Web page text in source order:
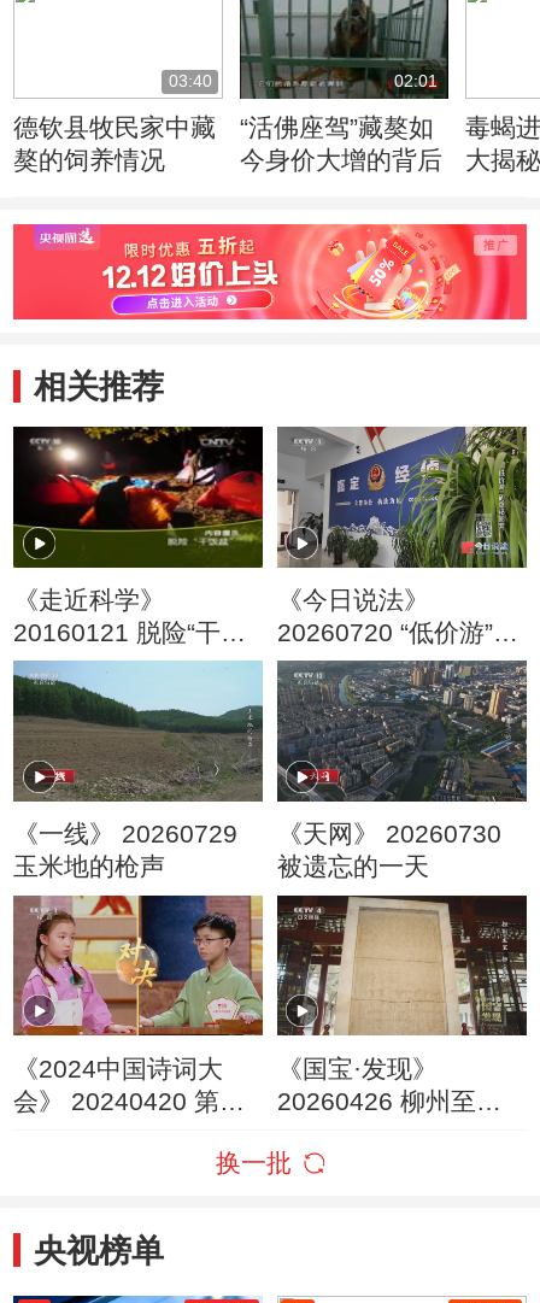
03:40
德钦县牧民家中藏
獒的饲养情况
02:01
“活佛座驾”藏獒如
今身价大增的背后
毒蝎
大揭秘
相关推荐
《走近科学》
20160121 脱险“干饭
盆”
《今日说法》
20260720 “低价游”的
隐秘圈套
《一线》 20260729
玉米地的枪声
《天网》 20260730
被遗忘的一天
《2024中国诗词大
会》 20240420 第七
《国宝·发现》
20260426 柳州至宝
换一批
央视榜单